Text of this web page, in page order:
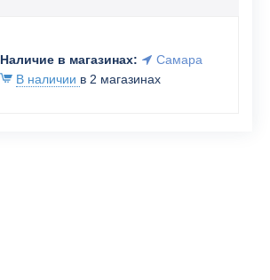
Наличие в магазинах:
Самара
В наличии в 2 магазинах